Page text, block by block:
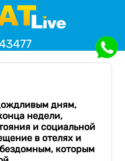
дням,
недели,
и социальной
в отелях и
которым